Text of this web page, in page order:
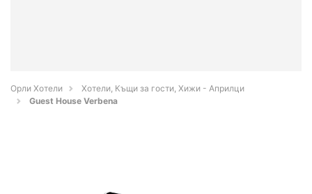
Орли Хотели
Хотели, Къщи за гости, Хижи - Априлци
Guest House Verbena